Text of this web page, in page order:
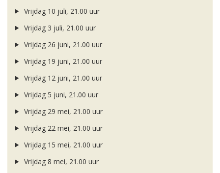
Vrijdag 10 juli, 21.00 uur
Vrijdag 3 juli, 21.00 uur
Vrijdag 26 juni, 21.00 uur
Vrijdag 19 juni, 21.00 uur
Vrijdag 12 juni, 21.00 uur
Vrijdag 5 juni, 21.00 uur
Vrijdag 29 mei, 21.00 uur
Vrijdag 22 mei, 21.00 uur
Vrijdag 15 mei, 21.00 uur
Vrijdag 8 mei, 21.00 uur